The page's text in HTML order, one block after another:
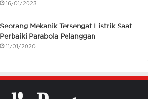
16/01/2023
Seorang Mekanik Tersengat Listrik Saat
Perbaiki Parabola Pelanggan
11/01/2020